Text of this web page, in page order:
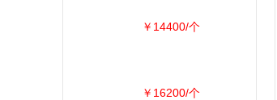
￥14400/个
￥16200/个